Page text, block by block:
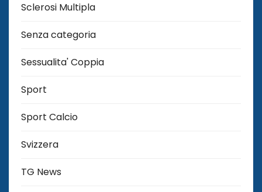
Sclerosi Multipla
Senza categoria
Sessualita' Coppia
Sport
Sport Calcio
Svizzera
TG News